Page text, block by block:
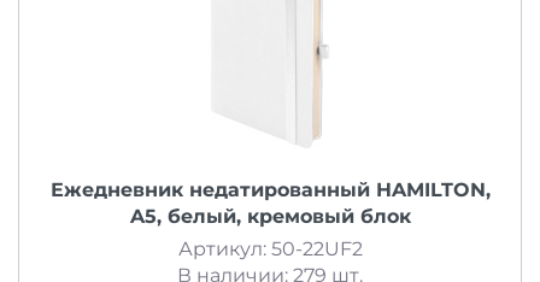
Ежедневник недатированный HAMILTON,
A5, белый, кремовый блок
Артикул: 50-22UF2
В наличии: 279 шт.